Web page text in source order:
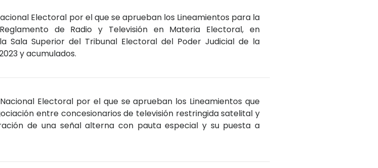
Electoral por el que se aprueban los Lineamientos para la
de Radio y Televisión en Materia Electoral, en
Superior del Tribunal Electoral del Poder Judicial de la
y acumulados.
Electoral por el que se aprueban los Lineamientos que
entre concesionarios de televisión restringida satelital y
de una señal alterna con pauta especial y su puesta a